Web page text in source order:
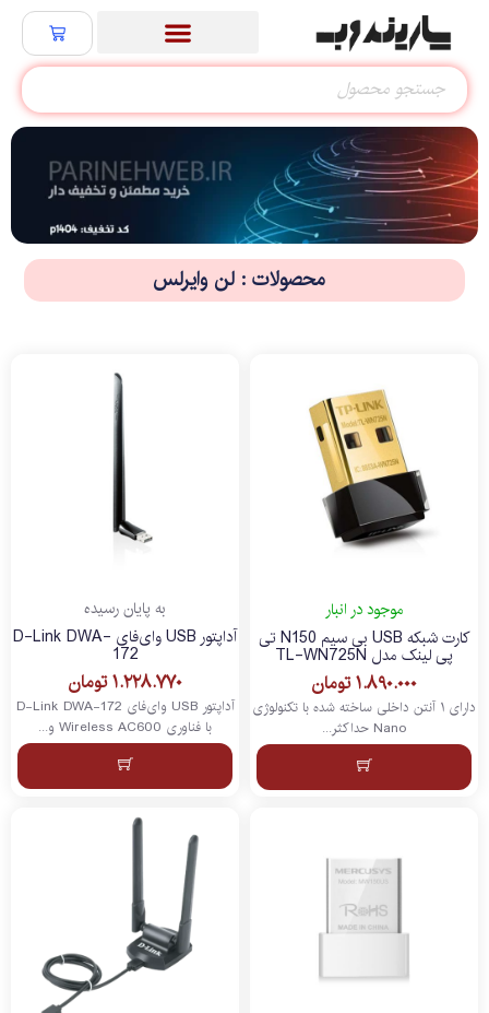
محصولات : لن وایرلس
موجود در انبار
کارت شبکه USB بی‌ سیم N150 تی
پی لینک مدل TL-WN725N
۱.۸۹۰.۰۰۰ تومان
دارای ۱ آنتن داخلی ساخته شده با تکنولوژی
Nano حداکثر...
به پایان رسیده
آداپتور USB وای‌فای D-Link DWA-
172
۱.۲۲۸.۷۷۰ تومان
آداپتور USB وای‌فای D-Link DWA-172
با فناوری Wireless AC600 و...